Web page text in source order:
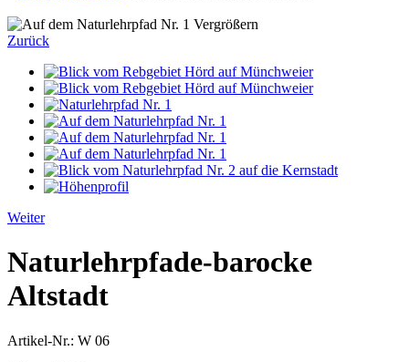
Vergrößern
Zurück
Weiter
Naturlehrpfade-barocke
Altstadt
Artikel-Nr.: W 06